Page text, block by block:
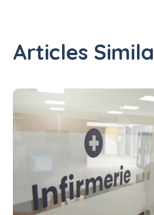
Articles